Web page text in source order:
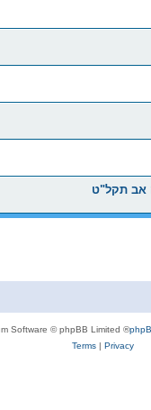
אב תקל"ט
® Forum Software © phpBB Limited
Privacy
|
Terms